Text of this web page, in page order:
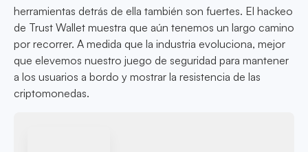
herramientas detrás de ella también son fuertes. El hackeo
de Trust Wallet muestra que aún tenemos un largo camino
por recorrer. A medida que la industria evoluciona, mejor
que elevemos nuestro juego de seguridad para mantener
a los usuarios a bordo y mostrar la resistencia de las
criptomonedas.